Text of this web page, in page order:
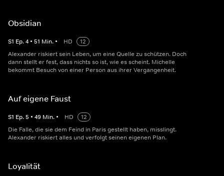
Obsidian
S1 Ep.4 • 51 Min. • HD
12
Alexander riskiert sein Leben, um eine Quelle zu schützen. Doch
dann stellt er fest, dass nichts so ist, wie es scheint. Michelle
bekommt Besuch von einer Person aus ihrer Vergangenheit.
Auf eigene Faust
S1 Ep.5 • 49 Min. • HD
12
Die Falle, die sie dem Feind in Paris gestellt haben, misslingt.
Alexander riskiert alles und verfolgt seinen eigenen Plan.
Loyalität